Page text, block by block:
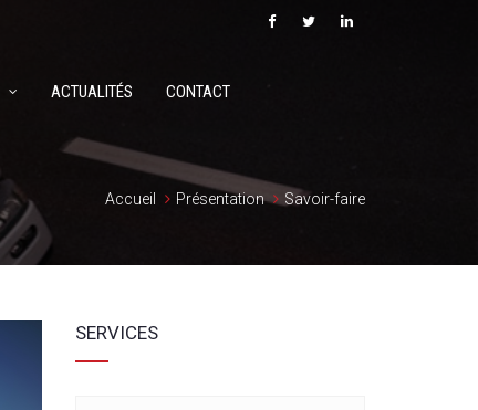
ACTUALITÉS CONTACT
Accueil Présentation Savoir-faire
SERVICES